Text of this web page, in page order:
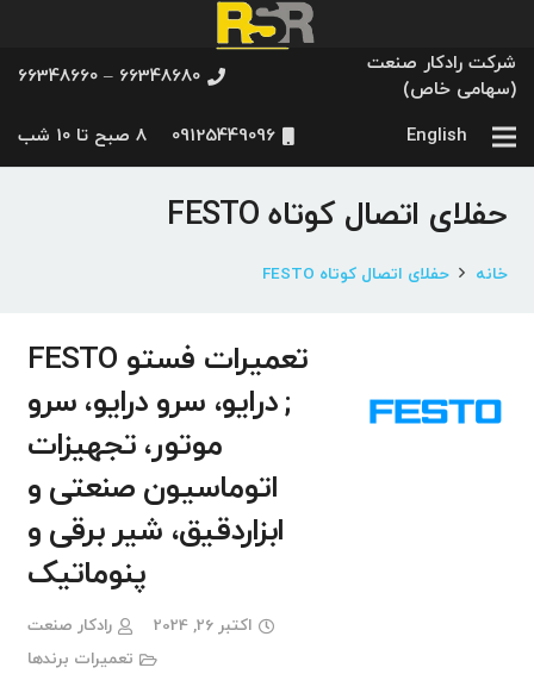
شرکت رادکار صنعت
(سهامی خاص)
66348680 – 66348660
English
09125449096 8 صبح تا 10 شب
حفلای اتصال کوتاه FESTO
خانه حفلای اتصال کوتاه FESTO
تعمیرات فستو FESTO
; درایو، سرو درایو، سرو
موتور، تجهیزات
اتوماسیون صنعتی و
ابزاردقیق، شیر برقی و
پنوماتیک
اکتبر 26, 2024
رادکار صنعت
تعمیرات برندها